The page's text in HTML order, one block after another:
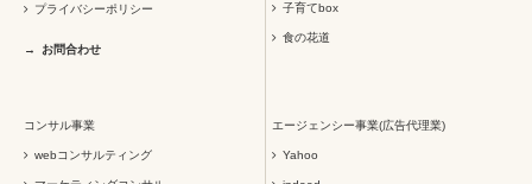
プライバシーポリシー
お問合わせ
子育てbox
食の花道
コンサル事業
webコンサルティング
エージェンシー事業(広告代理業)
Yahoo